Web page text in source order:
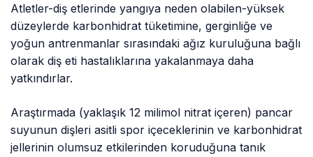
Atletler-diş etlerinde yangıya neden olabilen-yüksek
düzeylerde karbonhidrat tüketimine, gerginliğe ve
yoğun antrenmanlar sırasındaki ağız kuruluğuna bağlı
olarak diş eti hastalıklarına yakalanmaya daha
yatkındırlar.
Araştırmada (yaklaşık 12 milimol nitrat içeren) pancar
suyunun dişleri asitli spor içeceklerinin ve karbonhidrat
jellerinin olumsuz etkilerinden koruduğuna tanık